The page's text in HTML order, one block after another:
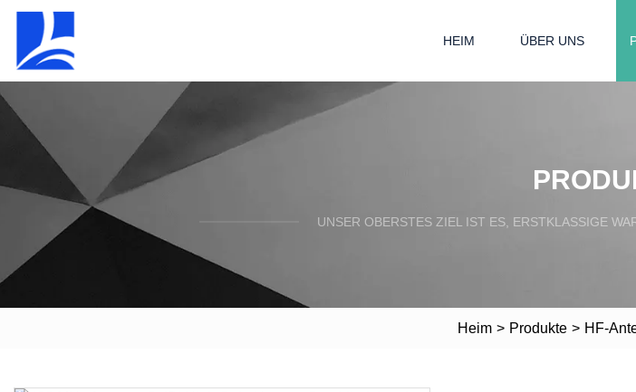
HEIM ÜBER UNS
UNSER OBERSTES ZIEL IST ES, ERSTKLASSIGE
Heim > Produkte > HF-